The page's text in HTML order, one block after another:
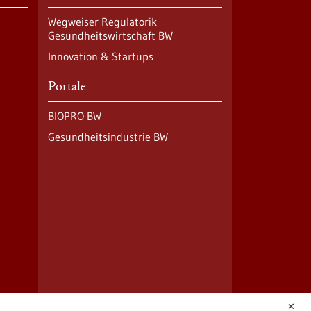
Wegweiser Regulatorik
Gesundheitswirtschaft BW
Innovation & Startups
Portale
BIOPRO BW
Gesundheitsindustrie BW
✕